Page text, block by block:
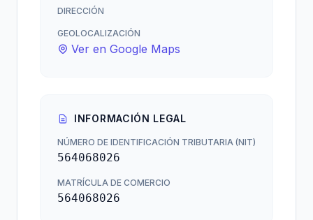
DIRECCIÓN
GEOLOCALIZACIÓN
Ver en Google Maps
INFORMACIÓN LEGAL
NÚMERO DE IDENTIFICACIÓN TRIBUTARIA (NIT)
564068026
MATRÍCULA DE COMERCIO
564068026